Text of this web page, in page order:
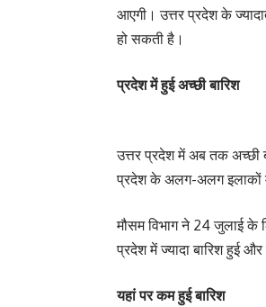
आएगी। उत्तर प्रदेश के
हो सकती है।
प्रदेश में हुई अच्छी बारिश
उत्तर प्रदेश में अब तक अच्छी
प्रदेश के अलग-अलग इलाकों में
मौसम विभाग ने 24 जुलाई के
प्रदेश में ज्यादा बारिश हुई
यहां पर कम हुई बारिश